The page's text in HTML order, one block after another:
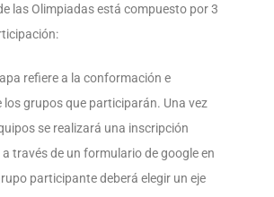
las Olimpiadas está compuesto por 3
refiere a la conformación e
los grupos que participarán. Una vez
se realizará una inscripción
través de un formulario de google en
participante deberá elegir un eje